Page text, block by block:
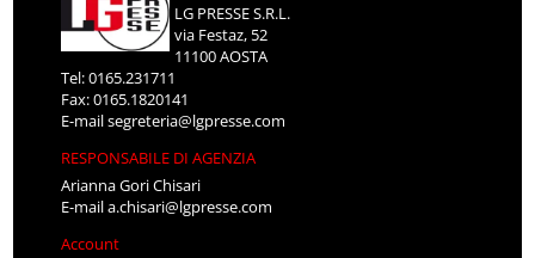
LG PRESSE S.R.L.
via Festaz, 52
11100 AOSTA
Tel: 0165.231711
Fax: 0165.1820141
E-mailsegreteria@lgpresse.com
RESPONSABILE DI AGENZIA
Arianna Gori Chisari
E-maila.chisari@lgpresse.com
Account